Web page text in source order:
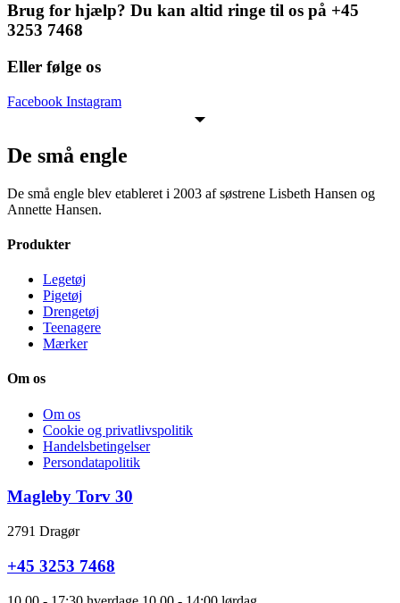
Brug for hjælp? Du kan altid ringe til os på +45
3253 7468
Eller følge os
Facebook Instagram
De små engle
De små engle blev etableret i 2003 af søstrene Lisbeth Hansen og
Annette Hansen.
Produkter
Legetøj
Pigetøj
Drengetøj
Teenagere
Mærker
Om os
Om os
Cookie og privatlivspolitik
Handelsbetingelser
Persondatapolitik
Magleby Torv 30
2791 Dragør
+45 3253 7468